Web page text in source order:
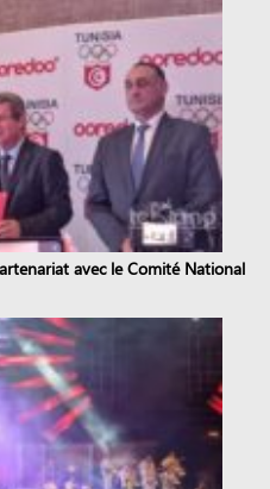
avec le Comité National